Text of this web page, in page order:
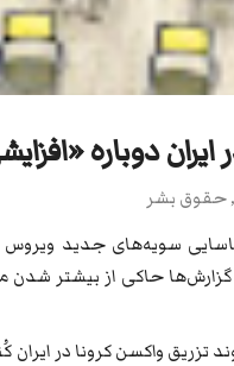
ایران دوباره
,حقوق بشر
حاکی از بیشتر شدن
واکسن کرونا در ایران